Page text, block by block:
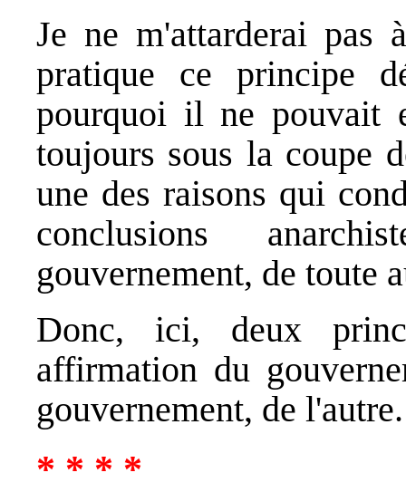
Je ne m'attarderai pas
pratique ce principe
pourquoi il ne pouvait
toujours sous la coupe
une des raisons qui
conclusions
gouvernement, de toute
Donc, ici, deux
affirmation du
gouvernement, de l'autre.
* * * *